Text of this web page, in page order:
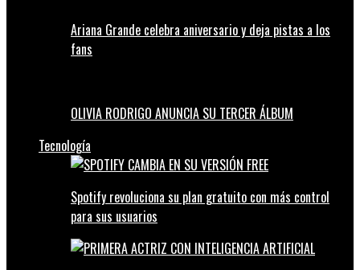
Ariana Grande celebra aniversario y deja pistas a los
fans
OLIVIA RODRIGO ANUNCIA SU TERCER ÁLBUM
Tecnología
Spotify revoluciona su plan gratuito con más control
para sus usuarios